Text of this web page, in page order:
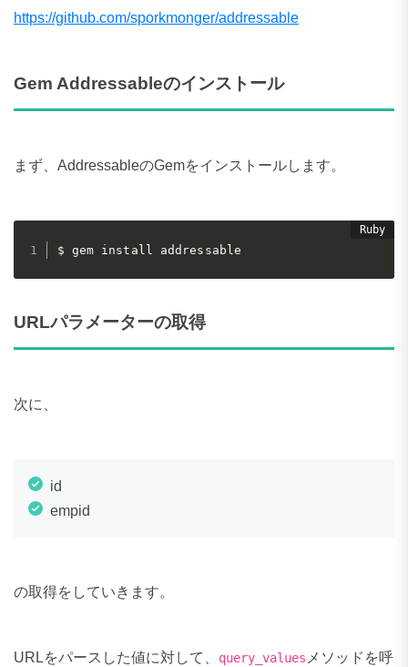
https://github.com/sporkmonger/addressable
Gem Addressableのインストール
まず、AddressableのGemをインストールします。
URLパラメーターの取得
次に、
id
empid
の取得をしていきます。
URLをパースした値に対して、 query_values メソッドを呼